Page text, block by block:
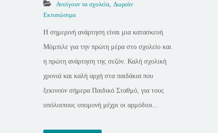
Ανοίγουν τα σχολεία, Δωρεάν
Εκτυπώσιμα
Η σημερινή ανάρτηση είναι μια κατασκευή
Μόμπιλε για την πρώτη μέρα στο σχολείο και
η πρώτη ανάρτηση της σεζόν. Καλή σχολική
χρονιά και καλή αρχή στα παιδάκια που
ξεκινούν σήμερα Παιδικό Σταθμό, για τους
υπόλοιπους υπομονή μέχρι οι αρμόδιοι...